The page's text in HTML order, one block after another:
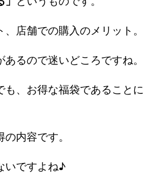
店舗での購入のメリット。
るので迷いどころですね。
も、お得な福袋であることに
内容です。
いですよね♪